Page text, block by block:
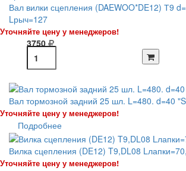
Вал вилки сцепления (DAEWOO*DE12) Т9
Lрыч=127
Уточняйте цену у менеджеров!
3750
Вал тормозной задний 25 шл. L=480. d=40
Уточняйте цену у менеджеров!
Подробнее
Вилка сцепления (DE12) T9,DL08
Уточняйте цену у менеджеров!